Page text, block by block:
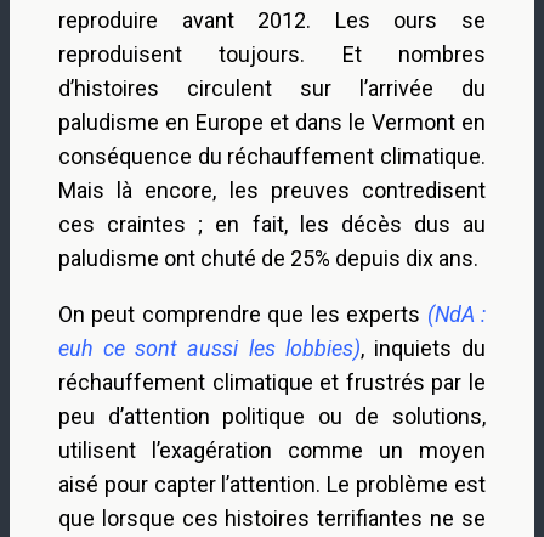
reproduire avant 2012. Les ours se
reproduisent toujours. Et nombres
d’histoires circulent sur l’arrivée du
paludisme en Europe et dans le Vermont en
conséquence du réchauffement climatique.
Mais là encore, les preuves contredisent
ces craintes ; en fait, les décès dus au
paludisme ont chuté de 25% depuis dix ans.
On peut comprendre que les experts (NdA :
euh ce sont aussi les lobbies), inquiets du
réchauffement climatique et frustrés par le
peu d’attention politique ou de solutions,
utilisent l’exagération comme un moyen
aisé pour capter l’attention. Le problème est
que lorsque ces histoires terrifiantes ne se